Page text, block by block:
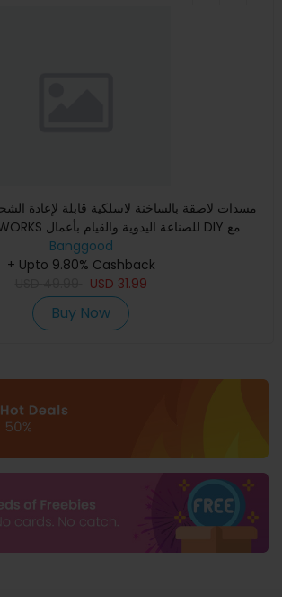
مسدات لاصقة بالساخنة لاسلكية قابلة لإعادة
المنزلي VIOLEWORKS للصناعة اليدوية والقيام بأعمال DIY مع
Banggood
+ Upto 9.80% Cashback
USD 31.99
Buy Now